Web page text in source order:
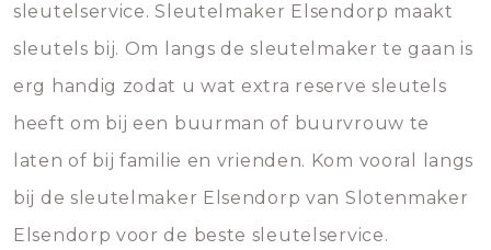
sleutelservice. Sleutelmaker Elsendorp maakt
sleutels bij. Om langs de sleutelmaker te gaan is
erg handig zodat u wat extra reserve sleutels
heeft om bij een buurman of buurvrouw te
laten of bij familie en vrienden. Kom vooral langs
bij de sleutelmaker Elsendorp van Slotenmaker
Elsendorp voor de beste sleutelservice.